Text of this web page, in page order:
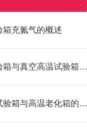
箱充氮气的概述
高温试验箱与真空高温试验箱的区别解析
高低温试验箱与高温老化箱的差异剖析